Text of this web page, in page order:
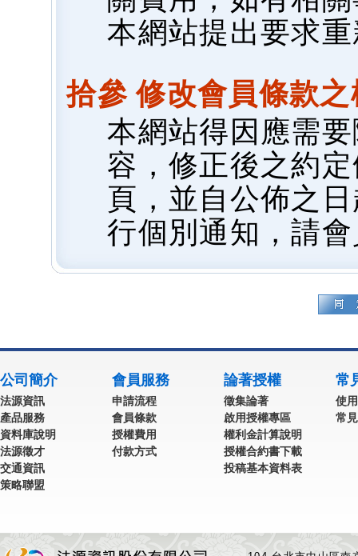
本網站提出要求
拾參 修改會員條款
本網站得因應需
容，修正後之約
頁，並自公佈之
行個別通知，請
公司簡介
法源資訊
產品服務
資料庫說明
法源徵才
交通資訊
策略聯盟
會員服務
申請流程
會員條款
授權費用
付款方式
論著授權
徵集論著
啟用授權專區
權利金計算說明
授權合約書下載
投稿基本資料表
常
使
常